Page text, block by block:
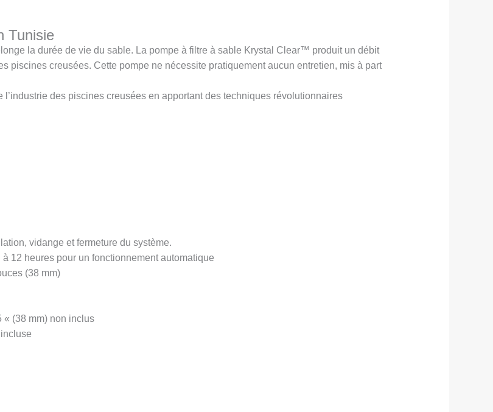
Tunisie
la durée de vie du sable. La pompe à filtre à sable Krystal Clear™ produit un débit
piscines creusées. Cette pompe ne nécessite pratiquement aucun entretien, mis à part
des piscines creusées en apportant des techniques révolutionnaires
vidange et fermeture du système.
12 heures pour un fonctionnement automatique
(38 mm)
« (38 mm) non inclus